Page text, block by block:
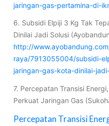
jaringan-gas-pertamina-di-
6. Subsidi Elpiji 3 Kg Tak
Dinilai Jadi Solusi
http://
raya/7913055004/subsidi-
jaringan-gas-kota-dinilai-
7. Percepatan Transisi
Perkuat Jaringan Gas
Percepatan Transisi